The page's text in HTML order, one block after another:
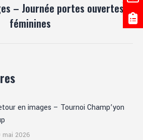
Article
suivant
– Journée portes ouvertes
féminines
en images – Tournoi Champ’yon
mai 2026